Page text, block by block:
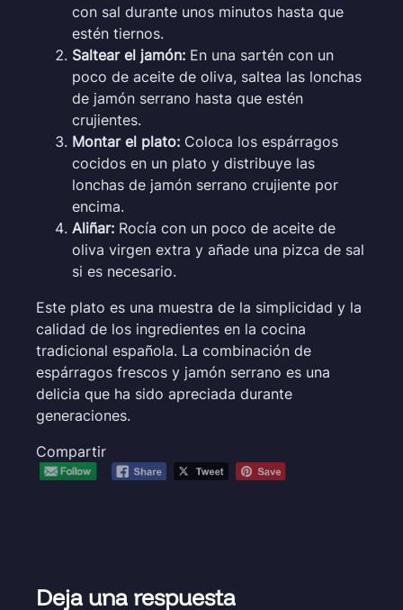
con sal durante unos minutos hasta que
estén tiernos.
Saltear el jamón: En una sartén con un
poco de aceite de oliva, saltea las lonchas
de jamón serrano hasta que estén
crujientes.
Montar el plato: Coloca los espárragos
cocidos en un plato y distribuye las
lonchas de jamón serrano crujiente por
encima.
Aliñar: Rocía con un poco de aceite de
oliva virgen extra y añade una pizca de sal
si es necesario.
Este plato es una muestra de la simplicidad y la
calidad de los ingredientes en la cocina
tradicional española. La combinación de
espárragos frescos y jamón serrano es una
delicia que ha sido apreciada durante
generaciones.
Compartir
Deja una respuesta